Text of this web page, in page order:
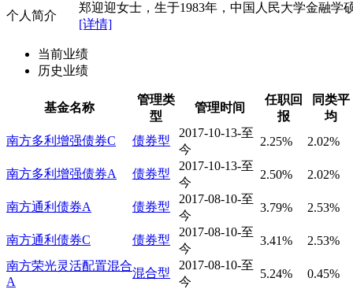
个人简介
郑迎迎女士，生于1983年，中国人民大学金融学
[详情]
当前业绩
历史业绩
基金名称
管理类
型
管理时间
任职回
报
同类平
均
南方多利增强债券C
债券型
2017-10-13-至
今
2.25% 2.02%
南方多利增强债券A 债券型
2017-10-13-至
今
2.50% 2.02%
南方通利债券A 债券型
2017-08-10-至
今
3.79% 2.53%
南方通利债券C 债券型
2017-08-10-至
今
3.41%
2.53%
南方荣光灵活配置混合
A
混合型
2017-08-10-至
今
5.24%
0.45%